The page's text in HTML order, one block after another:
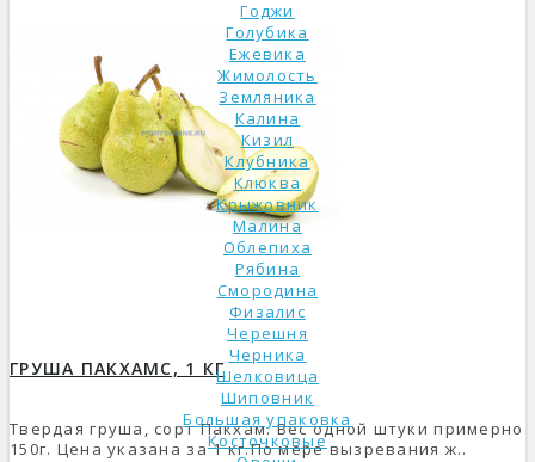
Годжи
Голубика
Ежевика
Жимолость
Земляника
Калина
Кизил
Клубника
Клюква
Крыжовник
Малина
Облепиха
Рябина
Смородина
Физалис
Черешня
Черника
Шелковица
Шиповник
Большая упаковка
Косточковые
ГРУША ПАКХАМС, 1 КГ
Твердая груша, сорт Пакхам. Вес одной штуки примерно
150г. Цена указана за 1 кг.По мере вызревания ж..